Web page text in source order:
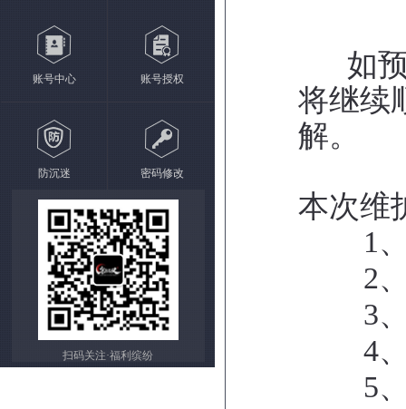
账号中心 账号授权
防沉迷 密码修改
扫码关注·福利缤纷
如预
将继续
解。
本次维
1
2
3
4
5